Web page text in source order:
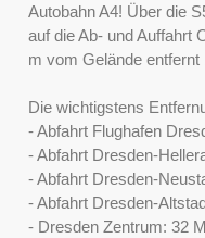
Autobahn A4! Über die
auf die Ab- und Auffahrt
m vom Gelände entfernt
Die wichtigstens
- Abfahrt Flughafen
- Abfahrt Dresden-
- Abfahrt Dresden-
- Abfahrt Dresden-
- Dresden Zentrum: 32